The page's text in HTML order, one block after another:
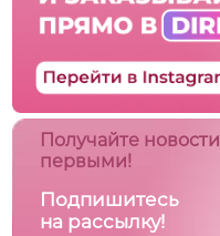
Получайте новости
первыми!
Подпишитесь
на рассылку!